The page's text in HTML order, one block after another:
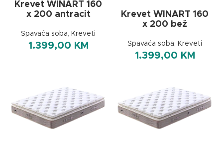
Krevet WINART 160
x 200 antracit
Spavaća soba, Kreveti
1.399,00 KM
Krevet WINART 160
x 200 bež
Spavaća soba, Kreveti
1.399,00 KM